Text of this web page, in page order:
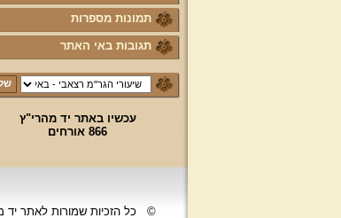
תמונות מספרות
תגובות באי האתר
עכשיו באתר יד מהרי"ץ
866 אורחים
©
כל הזכיות שמורות לאתר